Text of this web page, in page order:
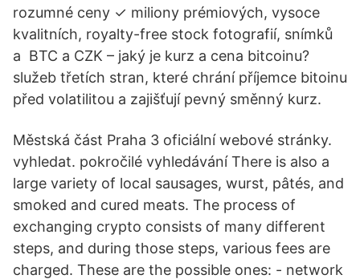
rozumné ceny ✓ miliony prémiových, vysoce
kvalitních, royalty-free stock fotografií, snímků
a BTC a CZK – jaký je kurz a cena bitcoinu?
služeb třetích stran, které chrání příjemce bitoinu
před volatilitou a zajišťují pevný směnný kurz.
Městská část Praha 3 oficiální webové stránky.
vyhledat. pokročilé vyhledávání There is also a
large variety of local sausages, wurst, pâtés, and
smoked and cured meats. The process of
exchanging crypto consists of many different
steps, and during those steps, various fees are
charged. These are the possible ones: - network